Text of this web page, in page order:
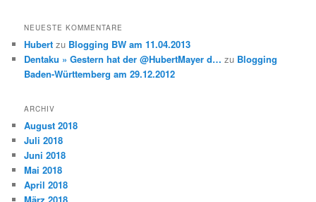
NEUESTE KOMMENTARE
Hubert zu Blogging BW am 11.04.2013
Dentaku » Gestern hat der @HubertMayer d… zu Blogging
Baden-Württemberg am 29.12.2012
ARCHIV
August 2018
Juli 2018
Juni 2018
Mai 2018
April 2018